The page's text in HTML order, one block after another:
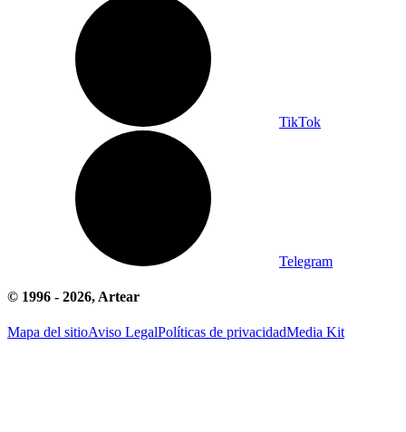
TikTok
Telegram
© 1996 - 2026, Artear
Mapa del sitioAviso LegalPolíticas de privacidadMedia Kit